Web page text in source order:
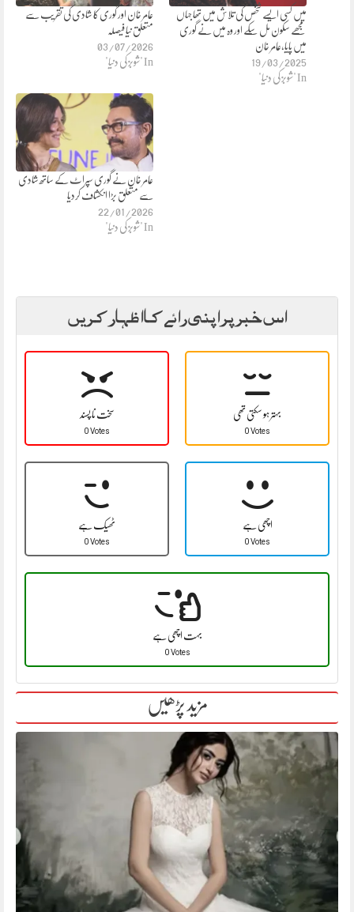
عامر خان اور گوری کا شادی کی تقریب سے
متعلق نیا فیصلہ
03/07/2026
In "شوبز کی دنیا"
میں کسی ایسے شخص کی تلاش میں تھا جہاں
مجھے سکون مل سکے اور وہ میں نے گوری
میں پایا،عامر خان
19/03/2025
In "شوبز کی دنیا"
عامر خان نے گوری سپراٹ کے ساتھ شادی
سے متعلق بڑا انکشاف کردیا
22/01/2026
In "شوبز کی دنیا"
اس خبر پر اپنی رائے کا اظہار کریں
سخت نا پسند
0 Votes
بہتر ہو سکتی تھی
0 Votes
ٹھیک ہے
0 Votes
اچھی ہے
0 Votes
بہت اچھی ہے
0 Votes
مزید پڑھیں